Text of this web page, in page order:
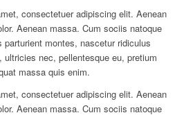
consectetuer adipiscing elit. Aenean
Aenean massa. Cum sociis natoque
montes, nascetur ridiculus
ultricies nec, pellentesque eu, pretium
massa quis enim.
consectetuer adipiscing elit. Aenean
Aenean massa. Cum sociis natoque